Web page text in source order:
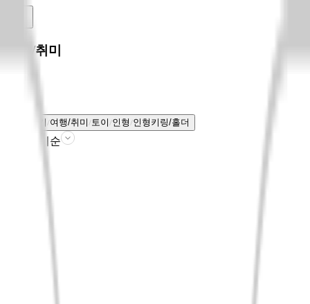
여행/취미
전체보기 여행/취미 토이 인형 인형키링/홀더
판매인기순